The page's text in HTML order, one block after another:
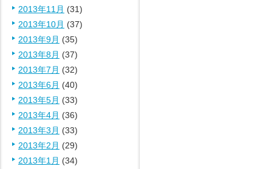
2013年11月 (31)
2013年10月 (37)
2013年9月 (35)
2013年8月 (37)
2013年7月 (32)
2013年6月 (40)
2013年5月 (33)
2013年4月 (36)
2013年3月 (33)
2013年2月 (29)
2013年1月 (34)